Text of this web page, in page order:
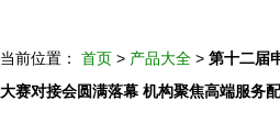
当前位置： 首页 > 产品大全 > 第十二届
大赛对接会圆满落幕 机构聚焦高端服务